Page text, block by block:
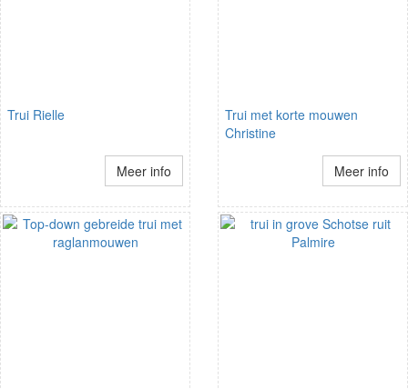
Trui Rielle
Meer info
Trui met korte mouwen
Christine
Meer info